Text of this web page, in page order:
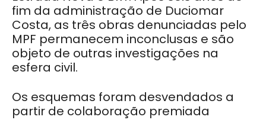
fim da administração de Duciomar
Costa, as três obras denunciadas pelo
MPF permanecem inconclusas e são
objeto de outras investigações na
esfera civil.
Os esquemas foram desvendados a
partir de colaboração premiada